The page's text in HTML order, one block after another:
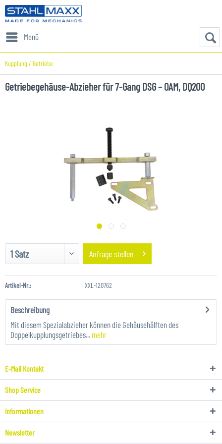
Menü
Kupplung / Getriebe
Getriebegehäuse-Abzieher für 7-Gang DSG – 0AM, DQ200
Anfrage stellen
Artikel-Nr.: XXL-120762
Beschreibung
Mit diesem Spezialabzieher können die Gehäusehälften des
Doppelkupplungsgetriebes... mehr
E-Mail Kontakt
Shop Service
Informationen
Newsletter